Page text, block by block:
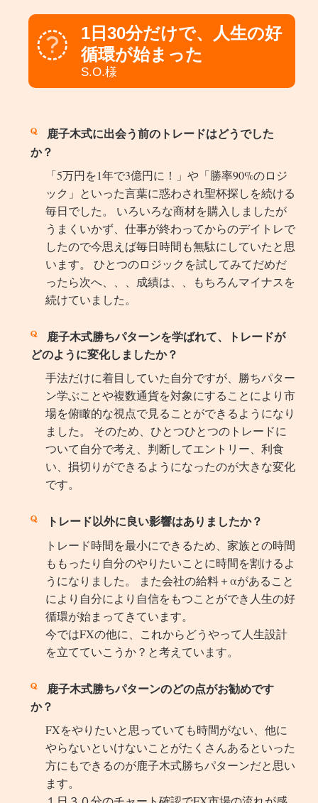
1日30分だけで、人生の好
循環が始まった
S.O.様
鹿子木式に出会う前のトレードはどうでした
か？
「5万円を1年で3億円に！」や「勝率90%のロジ
ック」といった言葉に惑わされ聖杯探しを続ける
毎日でした。 いろいろな商材を購入しましたが
うまくいかず、仕事が終わってからのデイトレで
したので今思えば毎日時間も無駄にしていたと思
います。 ひとつのロジックを試してみてだめだ
ったら次へ、、、成績は、、もちろんマイナスを
続けていました。
鹿子木式勝ちパターンを学ばれて、トレードが
どのように変化しましたか？
手法だけに着目していた自分ですが、勝ちパター
ン学ぶことや複数通貨を対象にすることにより市
場を俯瞰的な視点で見ることができるようになり
ました。 そのため、ひとつひとつのトレードに
ついて自分で考え、判断してエントリー、利食
い、損切りができるようになったのが大きな変化
です。
トレード以外に良い影響はありましたか？
トレード時間を最小にできるため、家族との時間
ももったり自分のやりたいことに時間を割けるよ
うになりました。 また会社の給料＋αがあること
により自分により自信をもつことができ人生の好
循環が始まってきています。
今ではFXの他に、これからどうやって人生設計
を立てていこうか？と考えています。
鹿子木式勝ちパターンのどの点がお勧めです
か？
FXをやりたいと思っていても時間がない、他に
やらないといけないことがたくさんあるといった
方にもできるのが鹿子木式勝ちパターンだと思い
ます。